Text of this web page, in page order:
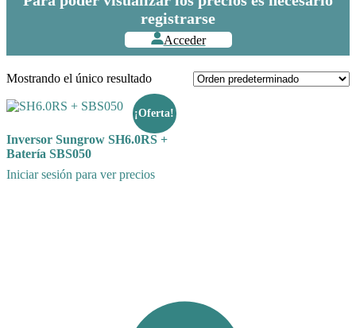
registrarse
Acceder
Mostrando el único resultado
¡Oferta!
Inversor Sungrow SH6.0RS +
Batería SBS050
Iniciar sesión para ver precios